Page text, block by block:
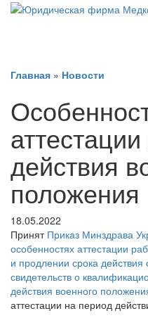
Главная » Новости
действия
положения
18.05.2022
Принят Приказ Минздрава
особенностях аттестации
и продлении срока
свидетельств о
действия военного
аттестации на период